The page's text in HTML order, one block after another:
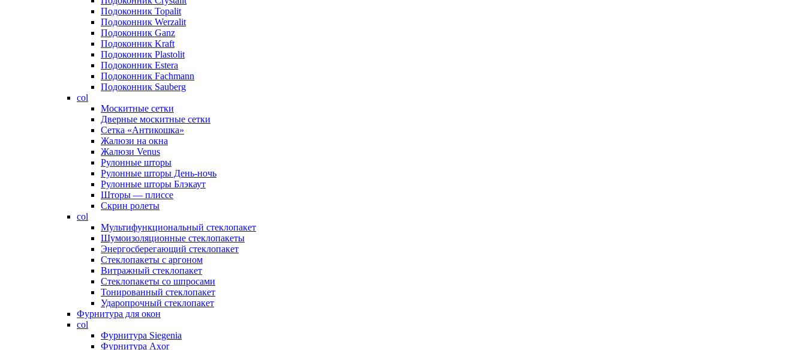
Подоконник Topalit
Подоконник Werzalit
Подоконник Ganz
Подоконник Kraft
Подоконник Plastolit
Подоконник Estera
Подоконник Fachmann
Подоконник Sauberg
col
Москитные сетки
Дверные москитные сетки
Сетка «Антикошка»
Жалюзи на окна
Жалюзи Venus
Рулонные шторы
Рулонные шторы День-ночь
Рулонные шторы Блэкаут
Шторы — плиссе
Скрин ролеты
col
Мультифункциональный стеклопакет
Шумоизоляционные стеклопакеты
Энергосберегающий стеклопакет
Стеклопакеты с аргоном
Витражный стеклопакет
Стеклопакеты со шпросами
Тонированный стеклопакет
Ударопрочный стеклопакет
Фурнитура для окон
col
Фурнитура Siegenia
Фурнитура Axor